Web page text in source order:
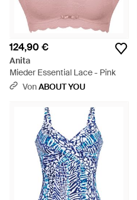
124,90 €
Anita
Mieder Essential Lace - Pink
VonABOUT YOU